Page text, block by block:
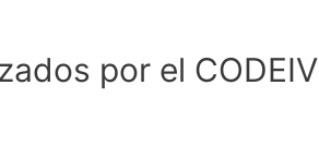
por el CODEIV